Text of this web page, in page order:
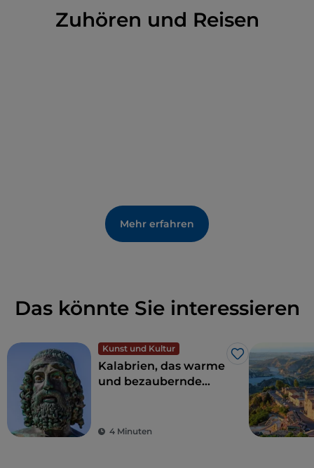
Zuhören und Reisen
Mehr erfahren
Das könnte Sie interessieren
Kunst und Kultur
Like
Kalabrien, das warme
und bezaubernde
Riace
4 Minuten